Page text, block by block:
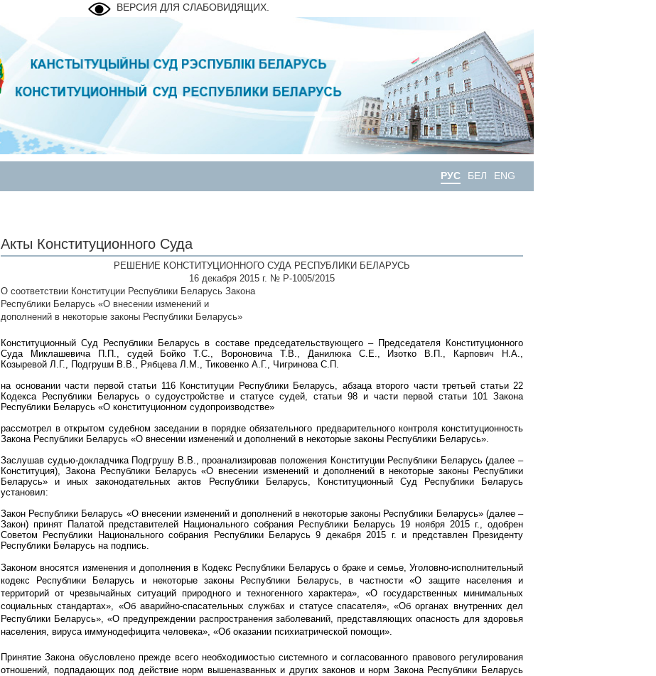
ВЕРСИЯ ДЛЯ СЛАБОВИДЯЩИХ.
РУС БЕЛ ENG
Акты Конституционного Суда
РЕШЕНИЕ КОНСТИТУЦИОННОГО СУДА РЕСПУБЛИКИ БЕЛАРУСЬ
16 декабря 2015 г. № Р-1005/2015
О соответствии Конституции Республики Беларусь Закона
Республики Беларусь «О внесении изменений и
дополнений в некоторые законы Республики Беларусь»
Конституционный Суд Республики Беларусь в составе председательствующего – Председателя Конституционного
Суда Миклашевича П.П., судей Бойко Т.С., Вороновича Т.В., Данилюка С.Е., Изотко В.П., Карпович Н.А.,
Козыревой Л.Г., Подгруши В.В., Рябцева Л.М., Тиковенко А.Г., Чигринова С.П.
на основании части первой статьи 116 Конституции Республики Беларусь, абзаца второго части третьей статьи 22
Кодекса Республики Беларусь о судоустройстве и статусе судей, статьи 98 и части первой статьи 101 Закона
Республики Беларусь «О конституционном судопроизводстве»
рассмотрел в открытом судебном заседании в порядке обязательного предварительного контроля конституционность
Закона Республики Беларусь «О внесении изменений и дополнений в некоторые законы Республики Беларусь».
Заслушав судью-докладчика Подгрушу В.В., проанализировав положения Конституции Республики Беларусь (далее –
Конституция), Закона Республики Беларусь «О внесении изменений и дополнений в некоторые законы Республики
Беларусь» и иных законодательных актов Республики Беларусь, Конституционный Суд Республики Беларусь
установил:
Закон Республики Беларусь «О внесении изменений и дополнений в некоторые законы Республики Беларусь» (далее –
Закон) принят Палатой представителей Национального собрания Республики Беларусь 19 ноября 2015 г., одобрен
Советом Республики Национального собрания Республики Беларусь 9 декабря 2015 г. и представлен Президенту
Республики Беларусь на подпись.
Законом вносятся изменения и дополнения в Кодекс Республики Беларусь о браке и семье, Уголовно-исполнительный
кодекс Республики Беларусь и некоторые законы Республики Беларусь, в частности «О защите населения и
территорий от чрезвычайных ситуаций природного и техногенного характера», «О государственных минимальных
социальных стандартах», «Об аварийно-спасательных службах и статусе спасателя», «Об органах внутренних дел
Республики Беларусь», «О предупреждении распространения заболеваний, представляющих опасность для здоровья
населения, вируса иммунодефицита человека», «Об оказании психиатрической помощи».
Принятие Закона обусловлено прежде всего необходимостью системного и согласованного правового регулирования
отношений, подпадающих под действие норм вышеназванных и других законов и норм Закона Республики Беларусь